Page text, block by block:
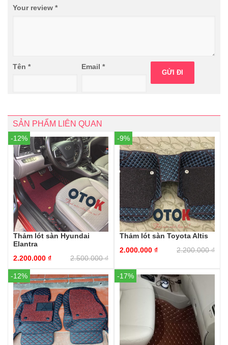
Your review *
Tên * Email*
SẢN PHẨM LIÊN QUAN
-12%
Thảm lót sàn Hyundai
Elantra
2.500.000₫
2.200.000 ₫
-9%
Thảm lót sàn Toyota Altis
2.200.000₫
2.000.000 ₫
-12% -17%